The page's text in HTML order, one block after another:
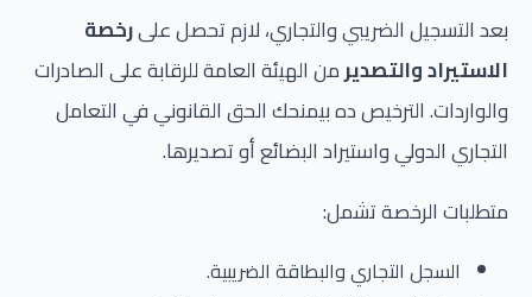
بعد التسجيل الضريبي والتجاري، لازم تحصل علىرخصة
الاستيراد والتصديرمن الهيئة العامة للرقابة على الصادرات
والواردات. الترخيص ده بيمنحك الحق القانوني في التعامل
التجاري الدولي واستيراد البضائع أو تصديرها.
متطلبات الرخصة تشمل:
السجل التجاري والبطاقة الضريبية.